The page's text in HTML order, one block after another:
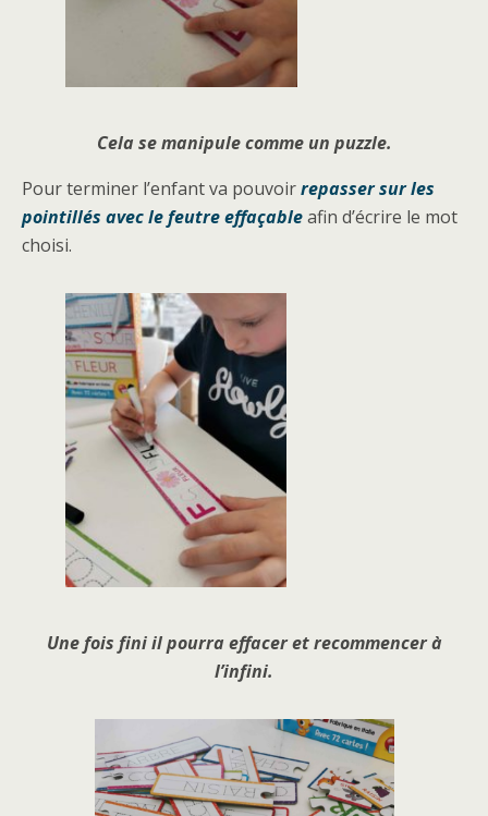
Cela se manipule comme un puzzle.
Pour terminer l’enfant va pouvoirrepasser sur les
pointillés avec le feutre effaçableafin d’écrire le mot
choisi.
Une fois fini il pourra effacer et recommencer à
l’infini.